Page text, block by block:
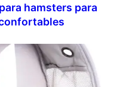
hamsters para